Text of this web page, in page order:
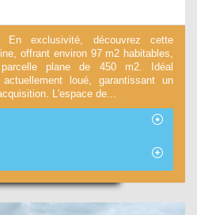
exclusivité, découvrez cette
offrant environ 97 m2 habitables,
plane de 450 m2. Idéal
loué, garantissant un
L'espace de...